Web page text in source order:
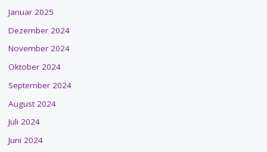
Januar 2025
Dezember 2024
November 2024
Oktober 2024
September 2024
August 2024
Juli 2024
Juni 2024